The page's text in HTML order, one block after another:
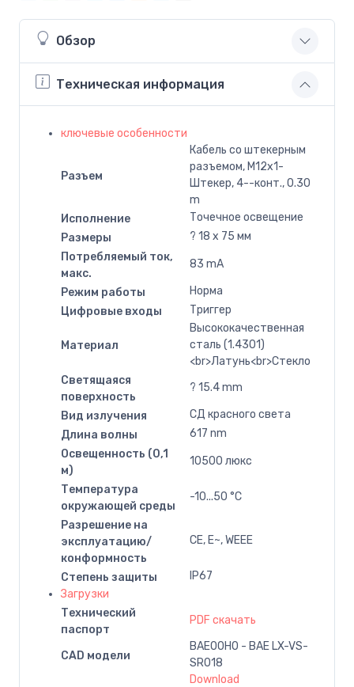
Обзор
Техническая информация
ключевые особенности
Разъем
Кабель со штекерным
разъемом, M12x1-
Штекер, 4--конт., 0.30
m
Исполнение
Точечное освещение
Размеры
? 18 x 75 мм
Потребляемый ток,
макс.
83 mA
Режим работы
Норма
Цифровые входы
Триггер
Материал
Высококачественная
сталь (1.4301)
<br>Латунь<br>Стекло
Светящаяся
поверхность
? 15.4 mm
Вид излучения
СД красного света
Длина волны
617 nm
Освещенность (0,1
м)
10500 люкс
Температура
окружающей среды
-10...50 °C
Разрешение на
эксплуатацию/
конформность
CE, E~, WEEE
Степень защиты
IP67
Загрузки
Технический
паспорт
PDF скачать
CAD модели
BAE00H0 - BAE LX-VS-
SR018
Download